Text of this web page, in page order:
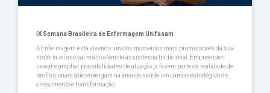
IX Semana Brasileira de Enfermagem Unifasam
A Enfermagem está vivendo um dos momentos mais promissores da sua
história, e isso vai muito além da assistência tradicional. Empreender,
inovar e ampliar possibilidades de atuação já fazem parte da realidade de
profissionais que enxergam na área da saúde um campo estratégico de
crescimento e transformação.